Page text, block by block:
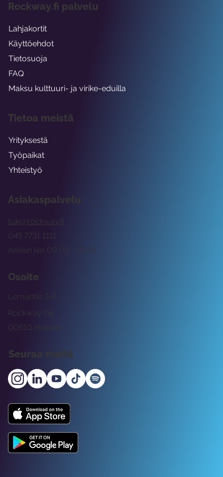
Asiakaspalvelu
tuki@rockway.fi
Arkisin klo 09:00 -15:00
045 7731 1111
Osoite
Rockway Oy
Lemuntie 3-5
00510 Helsinki
Seuraa meitä
Rockway.fi palvelu
Lahjakortit
Käyttöehdot
Tietosuoja
FAQ
Maksu kulttuuri- ja virike-eduilla
Tietoa meistä
Yrityksestä
Työpaikat
Yhteistyö